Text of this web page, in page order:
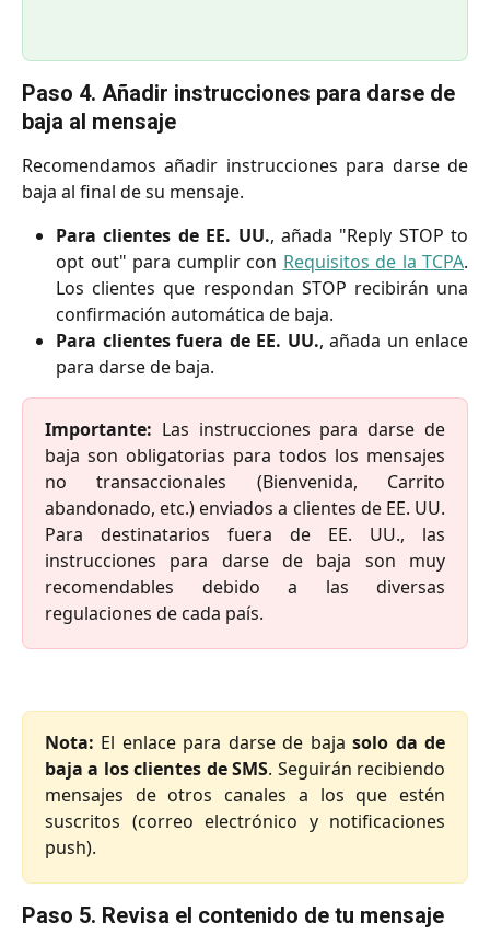
Paso 4. Añadir instrucciones para darse de
baja al mensaje
Recomendamos añadir instrucciones para darse de
baja al final de su mensaje.
Para clientes de EE. UU., añada "Reply STOP to
opt out" para cumplir con Requisitos de la TCPA.
Los clientes que respondan STOP recibirán una
confirmación automática de baja.
Para clientes fuera de EE. UU., añada un enlace
para darse de baja.
Importante: Las instrucciones para darse de
baja son obligatorias para todos los mensajes
no transaccionales (Bienvenida, Carrito
abandonado, etc.) enviados a clientes de EE. UU.
Para destinatarios fuera de EE. UU., las
instrucciones para darse de baja son muy
recomendables debido a las diversas
regulaciones de cada país.
Nota: El enlace para darse de bajasolo da de
baja a los clientes de SMS. Seguirán recibiendo
mensajes de otros canales a los que estén
suscritos (correo electrónico y notificaciones
push).
Paso 5. Revisa el contenido de tu mensaje